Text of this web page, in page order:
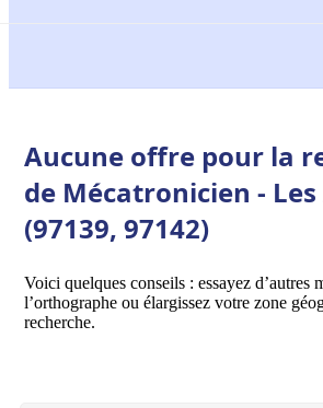
Aucune offre pour la
de Mécatronicien -
(97139, 97142)
Voici quelques conseils : essayez d’autres
l’orthographe ou élargissez votre zone
recherche.